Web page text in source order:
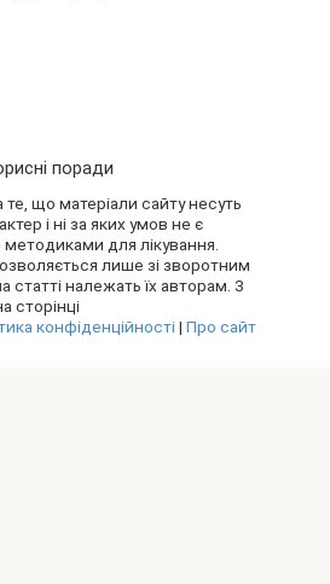
поради
що матеріали сайту несуть
і ні за яких умов не є
для лікування.
лише зі зворотним
статті належать їх авторам. З
сторінці
конфіденційності| Про сайт